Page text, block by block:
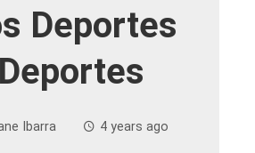
Deportes
Ibarra 4 years ago